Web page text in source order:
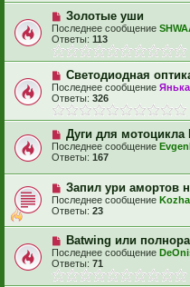
Золотые уши
Последнее сообщение
Ответы: 113
Светодиодная
Последнее сообщение
Ответы: 326
Дуги для мотоцикла
Последнее сообщение
Ответы: 167
Запил ури амортов
Последнее сообщение
Ответы: 23
Batwing или
Последнее сообщение
Ответы: 71